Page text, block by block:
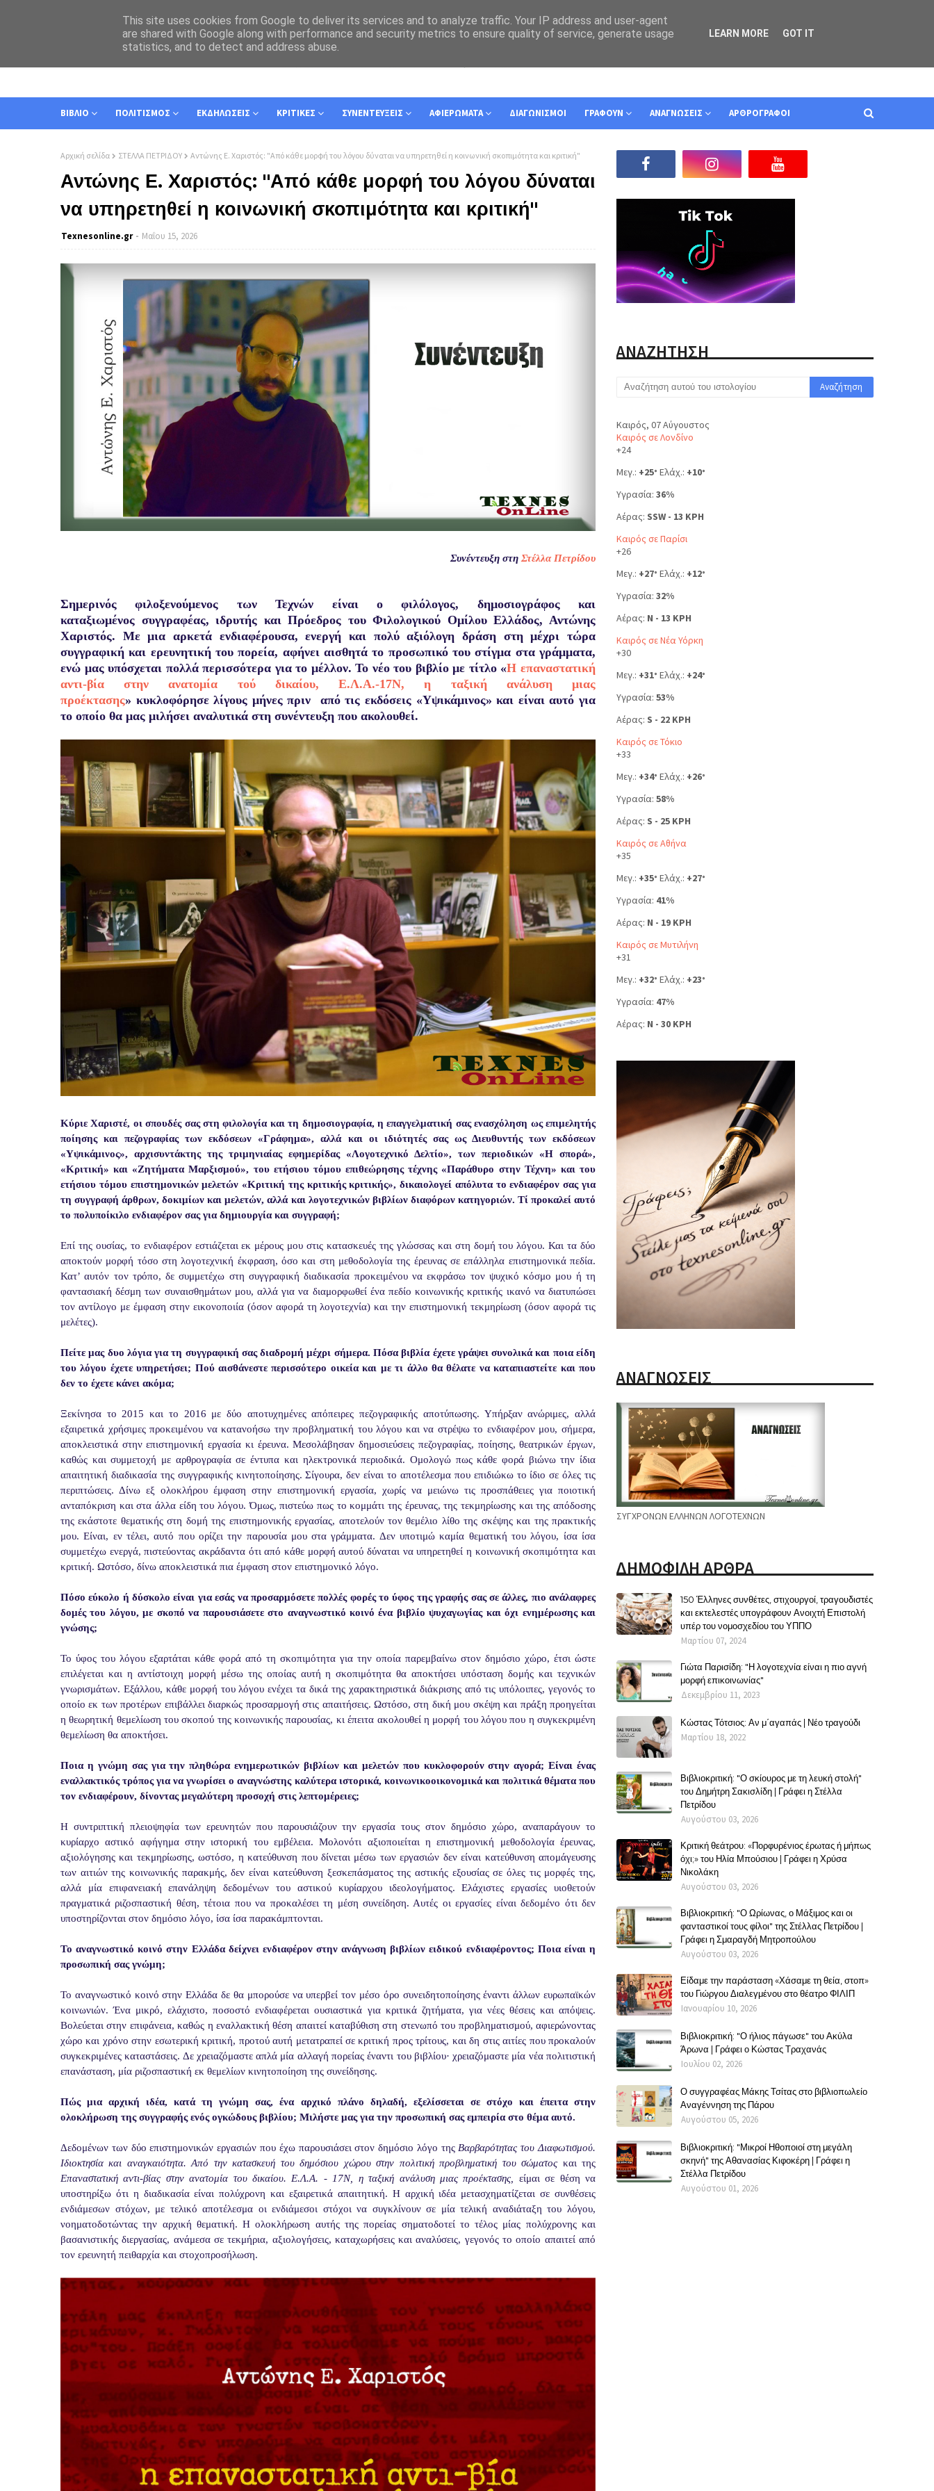
ΣΧΕΤΙΚΑ ΕΠΙΚΟΙΝΩΝΙΑ
ΒΙΒΛΙΟ ΠΟΛΙΤΙΣΜΟΣ ΕΚΔΗΛΩΣΕΙΣ ΚΡΙΤΙΚΕΣ ΣΥΝΕΝΤΕΥΞΕΙΣ ΑΦΙΕΡΩΜΑΤΑ ΔΙΑΓΩΝΙΣΜΟΙ ΓΡΑΦΟΥΝ ΑΝΑΓΝΩΣΕΙΣ ΑΡΘΡΟΓΡΑΦΟΙ
Αρχική σελίδα ΣΤΕΛΛΑ ΠΕΤΡΙΔΟΥ Αντώνης Ε. Χαριστός: "Από κάθε μορφή του λόγου δύναται να υπηρετηθεί η κοινωνική σκοπιμότητα και κριτική"
Αντώνης Ε. Χαριστός: "Από κάθε μορφή του λόγου δύναται
να υπηρετηθεί η κοινωνική σκοπιμότητα και κριτική"
Texnesοnline.gr Μαΐου 15, 2026
Συνέντευξη στη Στέλλα Πετρίδου
Σημερινός φιλοξενούμενος των Τεχνών είναι ο φιλόλογος, δημοσιογράφος και
καταξιωμένος συγγραφέας, ιδρυτής και Πρόεδρος του Φιλολογικού Ομίλου Ελλάδος, Αντώνης
Χαριστός. Με μια αρκετά ενδιαφέρουσα, ενεργή και πολύ αξιόλογη δράση στη μέχρι τώρα
συγγραφική και ερευνητική του πορεία, αφήνει αισθητά το προσωπικό του στίγμα στα γράμματα,
ενώ μας υπόσχεται πολλά περισσότερα για το μέλλον. Το νέο του βιβλίο με τίτλο «Η επαναστατική
αντι-βία στην ανατομία τού δικαίου, Ε.Λ.Α.-17Ν, η ταξική ανάλυση μιας
προέκτασης» κυκλοφόρησε λίγους μήνες πριν από τις εκδόσεις «Υψικάμινος» και είναι αυτό για
το οποίο θα μας μιλήσει αναλυτικά στη συνέντευξη που ακολουθεί.
Κύριε Χαριστέ, οι σπουδές σας στη φιλολογία και τη δημοσιογραφία, η επαγγελματική σας ενασχόληση ως επιμελητής
ποίησης και πεζογραφίας των εκδόσεων «Γράφημα», αλλά και οι ιδιότητές σας ως Διευθυντής των εκδόσεων
«Υψικάμινος», αρχισυντάκτης της τριμηνιαίας εφημερίδας «Λογοτεχνικό Δελτίο», των περιοδικών «Η σπορά»,
«Κριτική» και «Ζητήματα Μαρξισμού», του ετήσιου τόμου επιθεώρησης τέχνης «Παράθυρο στην Τέχνη» και του
ετήσιου τόμου επιστημονικών μελετών «Κριτική της κριτικής κριτικής», δικαιολογεί απόλυτα το ενδιαφέρον σας για
τη συγγραφή άρθρων, δοκιμίων και μελετών, αλλά και λογοτεχνικών βιβλίων διαφόρων κατηγοριών. Τί προκαλεί αυτό
το πολυποίκιλο ενδιαφέρον σας για δημιουργία και συγγραφή;
Επί της ουσίας, το ενδιαφέρον εστιάζεται εκ μέρους μου στις κατασκευές της γλώσσας και στη δομή του λόγου. Και τα δύο
αποκτούν μορφή τόσο στη λογοτεχνική έκφραση, όσο και στη μεθοδολογία της έρευνας σε επάλληλα επιστημονικά πεδία.
Κατ’ αυτόν τον τρόπο, δε συμμετέχω στη συγγραφική διαδικασία προκειμένου να εκφράσω τον ψυχικό κόσμο μου ή τη
φαντασιακή δέσμη των συναισθημάτων μου, αλλά για να διαμορφωθεί ένα πεδίο κοινωνικής κριτικής ικανό να διατυπώσει
τον αντίλογο με έμφαση στην εικονοποιία (όσον αφορά τη λογοτεχνία) και την επιστημονική τεκμηρίωση (όσον αφορά τις
μελέτες).
Πείτε μας δυο λόγια για τη συγγραφική σας διαδρομή μέχρι σήμερα. Πόσα βιβλία έχετε γράψει συνολικά και ποια είδη
του λόγου έχετε υπηρετήσει; Πού αισθάνεστε περισσότερο οικεία και με τι άλλο θα θέλατε να καταπιαστείτε και που
δεν το έχετε κάνει ακόμα;
Ξεκίνησα το 2015 και το 2016 με δύο αποτυχημένες απόπειρες πεζογραφικής αποτύπωσης. Υπήρξαν ανώριμες, αλλά
εξαιρετικά χρήσιμες προκειμένου να κατανοήσω την προβληματική του λόγου και να στρέψω το ενδιαφέρον μου, σήμερα,
αποκλειστικά στην επιστημονική εργασία κι έρευνα. Μεσολάβησαν δημοσιεύσεις πεζογραφίας, ποίησης, θεατρικών έργων,
καθώς και συμμετοχή με αρθρογραφία σε έντυπα και ηλεκτρονικά περιοδικά. Ομολογώ πως κάθε φορά βιώνω την ίδια
απαιτητική διαδικασία της συγγραφικής κινητοποίησης. Σίγουρα, δεν είναι το αποτέλεσμα που επιδιώκω το ίδιο σε όλες τις
περιπτώσεις. Δίνω εξ ολοκλήρου έμφαση στην επιστημονική εργασία, χωρίς να μειώνω τις προσπάθειες για ποιοτική
ανταπόκριση και στα άλλα είδη του λόγου. Όμως, πιστεύω πως το κομμάτι της έρευνας, της τεκμηρίωσης και της απόδοσης
της εκάστοτε θεματικής στη δομή της επιστημονικής εργασίας, αποτελούν τον θεμέλιο λίθο της σκέψης και της πρακτικής
μου. Είναι, εν τέλει, αυτό που ορίζει την παρουσία μου στα γράμματα. Δεν υποτιμώ καμία θεματική του λόγου, ίσα ίσα
συμμετέχω ενεργά, πιστεύοντας ακράδαντα ότι από κάθε μορφή αυτού δύναται να υπηρετηθεί η κοινωνική σκοπιμότητα και
κριτική. Ωστόσο, δίνω αποκλειστικά πια έμφαση στον επιστημονικό λόγο.
Πόσο εύκολο ή δύσκολο είναι για εσάς να προσαρμόσετε πολλές φορές το ύφος της γραφής σας σε άλλες, πιο ανάλαφρες
δομές του λόγου, με σκοπό να παρουσιάσετε στο αναγνωστικό κοινό ένα βιβλίο ψυχαγωγίας και όχι ενημέρωσης και
γνώσης;
Το ύφος του λόγου εξαρτάται κάθε φορά από τη σκοπιμότητα για την οποία παρεμβαίνω στον δημόσιο χώρο, έτσι ώστε
επιλέγεται και η αντίστοιχη μορφή μέσω της οποίας αυτή η σκοπιμότητα θα αποκτήσει υπόσταση δομής και τεχνικών
γνωρισμάτων. Εξάλλου, κάθε μορφή του λόγου ενέχει τα δικά της χαρακτηριστικά διάκρισης από τις υπόλοιπες, γεγονός το
οποίο εκ των προτέρων επιβάλλει διαρκώς προσαρμογή στις απαιτήσεις. Ωστόσο, στη δική μου σκέψη και πράξη προηγείται
η θεωρητική θεμελίωση του σκοπού της κοινωνικής παρουσίας, κι έπειτα ακολουθεί η μορφή του λόγου που η συγκεκριμένη
θεμελίωση θα αποκτήσει.
Ποια η γνώμη σας για την πληθώρα ενημερωτικών βιβλίων και μελετών που κυκλοφορούν στην αγορά; Είναι ένας
εναλλακτικός τρόπος για να γνωρίσει ο αναγνώστης καλύτερα ιστορικά, κοινωνικοοικονομικά και πολιτικά θέματα που
τον ενδιαφέρουν, δίνοντας μεγαλύτερη προσοχή στις λεπτομέρειες;
Η συντριπτική πλειοψηφία των ερευνητών που παρουσιάζουν την εργασία τους στον δημόσιο χώρο, αναπαράγουν το
κυρίαρχο αστικό αφήγημα στην ιστορική του εμβέλεια. Μολονότι αξιοποιείται η επιστημονική μεθοδολογία έρευνας,
αξιολόγησης και τεκμηρίωσης, ωστόσο, η κατεύθυνση που δίνεται μέσω των εργασιών δεν είναι κατεύθυνση απομάγευσης
των αιτιών της κοινωνικής παρακμής, δεν είναι κατεύθυνση ξεσκεπάσματος της αστικής εξουσίας σε όλες τις μορφές της,
αλλά μία επιφανειακή επανάληψη δεδομένων του αστικού κυρίαρχου ιδεολογήματος. Ελάχιστες εργασίες υιοθετούν
πραγματικά ριζοσπαστική θέση, τέτοια που να προκαλέσει τη μέση συνείδηση. Αυτές οι εργασίες είναι δεδομένο ότι δεν
υποστηρίζονται στον δημόσιο λόγο, ίσα ίσα παρακάμπτονται.
Το αναγνωστικό κοινό στην Ελλάδα δείχνει ενδιαφέρον στην ανάγνωση βιβλίων ειδικού ενδιαφέροντος; Ποια είναι η
προσωπική σας γνώμη;
Το αναγνωστικό κοινό στην Ελλάδα δε θα μπορούσε να υπερβεί τον μέσο όρο συνειδητοποίησης έναντι άλλων ευρωπαϊκών
κοινωνιών. Ένα μικρό, ελάχιστο, ποσοστό ενδιαφέρεται ουσιαστικά για κριτικά ζητήματα, για νέες θέσεις και απόψεις.
Βολεύεται στην επιφάνεια, καθώς η εναλλακτική θέση απαιτεί καταβύθιση στη στενωπό του προβληματισμού, αφιερώνοντας
χώρο και χρόνο στην εσωτερική κριτική, προτού αυτή μετατραπεί σε κριτική προς τρίτους, και δη στις αιτίες που προκαλούν
συγκεκριμένες καταστάσεις. Δε χρειαζόμαστε απλά μία αλλαγή πορείας έναντι του βιβλίου· χρειαζόμαστε μία νέα πολιτιστική
επανάσταση, μία ριζοσπαστική εκ θεμελίων κινητοποίηση της συνείδησης.
Πώς μια αρχική ιδέα, κατά τη γνώμη σας, ένα αρχικό πλάνο δηλαδή, εξελίσσεται σε στόχο και έπειτα στην
ολοκλήρωση της συγγραφής ενός ογκώδους βιβλίου; Μιλήστε μας για την προσωπική σας εμπειρία στο θέμα αυτό.
Δεδομένων των δύο επιστημονικών εργασιών που έχω παρουσιάσει στον δημόσιο λόγο της Βαρβαρότητας του Διαφωτισμού.
Ιδιοκτησία και αναγκαιότητα. Από την κατασκευή του δημόσιου χώρου στην πολιτική προβληματική του σώματος και της
Επαναστατική αντι-βίας στην ανατομία του δικαίου. Ε.Λ.Α. - 17Ν, η ταξική ανάλυση μιας προέκτασης, είμαι σε θέση να
υποστηρίξω ότι η διαδικασία είναι πολύχρονη και εξαιρετικά απαιτητική. Η αρχική ιδέα μετασχηματίζεται σε συνθέσεις
ενδιάμεσων στόχων, με τελικό αποτέλεσμα οι ενδιάμεσοι στόχοι να συγκλίνουν σε μία τελική αναδιάταξη του λόγου,
νοηματοδοτώντας την αρχική θεματική. Η ολοκλήρωση αυτής της πορείας σηματοδοτεί το τέλος μίας πολύχρονης και
βασανιστικής διεργασίας, ανάμεσα σε τεκμήρια, αξιολογήσεις, καταχωρήσεις και αναλύσεις, γεγονός το οποίο απαιτεί από
τον ερευνητή πειθαρχία και στοχοπροσήλωση.
ΑΝΑΖΗΤΗΣΗ
Καιρός, 07 Αύγουστος
Καιρός σε Λονδίνο
+24
Μεγ.: +25° Ελάχ.: +10°
Υγρασία: 36%
Αέρας: SSW - 13 KPH
Καιρός σε Παρίσι
+26
Μεγ.: +27° Ελάχ.: +12°
Υγρασία: 32%
Αέρας: N - 13 KPH
Καιρός σε Νέα Υόρκη
+30
Μεγ.: +31° Ελάχ.: +24°
Υγρασία: 53%
Αέρας: S - 22 KPH
Καιρός σε Τόκιο
+33
Μεγ.: +34° Ελάχ.: +26°
Υγρασία: 58%
Αέρας: S - 25 KPH
Καιρός σε Αθήνα
+35
Μεγ.: +35° Ελάχ.: +27°
Υγρασία: 41%
Αέρας: N - 19 KPH
Καιρός σε Μυτιλήνη
+31
Μεγ.: +32° Ελάχ.: +23°
Υγρασία: 47%
Αέρας: N - 30 KPH
ΑΝΑΓΝΩΣΕΙΣ
ΣΥΓΧΡΟΝΩΝ ΕΛΛΗΝΩΝ ΛΟΓΟΤΕΧΝΩΝ
ΔΗΜΟΦΙΛΗ ΑΡΘΡΑ
150 Έλληνες συνθέτες, στιχουργοί, τραγουδιστές
και εκτελεστές υπογράφουν Ανοιχτή Επιστολή
υπέρ του νομοσχεδίου του ΥΠΠΟ
Μαρτίου 07, 2024
Γιώτα Παρισίδη: "Η λογοτεχνία είναι η πιο αγνή
μορφή επικοινωνίας"
Δεκεμβρίου 11, 2023
Κώστας Τότσιος: Αν μ΄αγαπάς | Νέο τραγούδι
Μαρτίου 18, 2022
Βιβλιοκριτική: "Ο σκίουρος με τη λευκή στολή"
του Δημήτρη Σακισλίδη | Γράφει η Στέλλα
Πετρίδου
Αυγούστου 03, 2026
Κριτική θεάτρου: «Πορφυρένιος έρωτας ή μήπως
όχι;» του Ηλία Μπούσιου | Γράφει η Χρύσα
Νικολάκη
Αυγούστου 03, 2026
Βιβλιοκριτική: "Ο Ωρίωνας, ο Μάξιμος και οι
φανταστικοί τους φίλοι" της Στέλλας Πετρίδου |
Γράφει η Σμαραγδή Μητροπούλου
Αυγούστου 03, 2026
Είδαμε την παράσταση «Χάσαμε τη θεία, στοπ»
του Γιώργου Διαλεγμένου στο θέατρο ΦΙΛΙΠ
Ιανουαρίου 10, 2026
Βιβλιοκριτική: "Ο ήλιος πάγωσε" του Ακύλα
Άρωνα | Γράφει ο Κώστας Τραχανάς
Ιουλίου 02, 2026
Ο συγγραφέας Μάκης Τσίτας στο βιβλιοπωλείο
Αναγέννηση της Πάρου
Αυγούστου 05, 2026
Βιβλιοκριτική: "Μικροί Ηθοποιοί στη μεγάλη
σκηνή" της Αθανασίας Κιφοκέρη | Γράφει η
Στέλλα Πετρίδου
Αυγούστου 01, 2026
This site uses cookies from Google to deliver its services and to analyze traffic. Your IP address and user-agent
are shared with Google along with performance and security metrics to ensure quality of service, generate usage
statistics, and to detect and address abuse.
LEARN MORE GOT IT